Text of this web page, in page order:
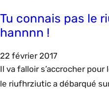
la certification Google
partenariat avec Google…
Tu connais pas le
hannnn !
22 février 2017
Il va falloir s’accrocher
le riufhrziutic a débarqué